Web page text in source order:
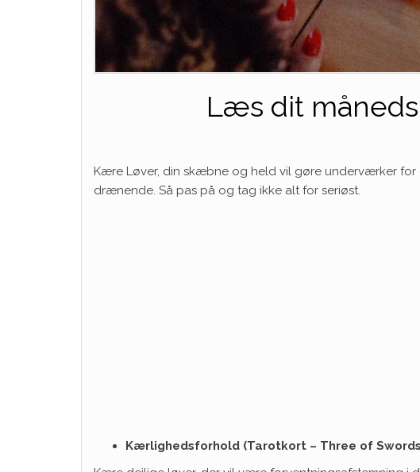
Læs dit måneds
Kære Løver, din skæbne og held vil gøre underværker
drænende. Så pas på og tag ikke alt for seriøst.
Kærlighedsforhold (Tarotkort – Three of